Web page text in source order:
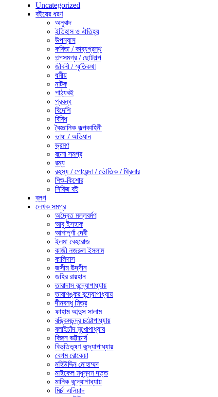
Uncategorized
বইয়ের ধরণ
অনুবাদ
ইতিহাস ও ঐতিহ্য
উপন্যাস
কবিতা / কাব্যগ্রন্থ
গল্পসমগ্র / ছোটগল্প
জীবনী / স্মৃতিকথা
ধর্মীয়
নাটক
পাঠ্যবই
প্রবন্ধ
বিদেশি
বিবিধ
বৈজ্ঞানিক কল্পকাহিনী
ভাষা / অভিধান
ভ্রমণ
রচনা সমগ্র
রম্য
রহস্য / গোয়েন্দা / ভৌতিক / থ্রিলার
শিশু-কিশোর
সিরিজ বই
ব্লগ
লেখক সমগ্র
অদ্বৈত মল্লবর্মণ
আবু ইসহাক
আশাপূর্ণা দেবী
ইলমা বেহরোজ
কাজী নজরুল ইসলাম
কালিদাস
জসীম উদ্‌দীন
জহির রায়হান
তারাদাস বন্দ্যোপাধ্যায়
তারাশঙ্কর বন্দ্যোপাধ্যায়
দীনবন্ধু মিত্র
ফাহাম আব্দুস সালাম
বঙ্কিমচন্দ্র চট্টোপাধ্যায়
বলাইচাঁদ মুখোপাধ্যায়
বিজন ভট্টাচার্য
বিভূতিভূষণ বন্দ্যোপাধ্যায়
বেগম রোকেয়া
মহিউদ্দিন মোহাম্মদ
মাইকেল মধুসূদন দত্ত
মানিক বন্দ্যোপাধ্যায়
মির্চা এলিয়াদ